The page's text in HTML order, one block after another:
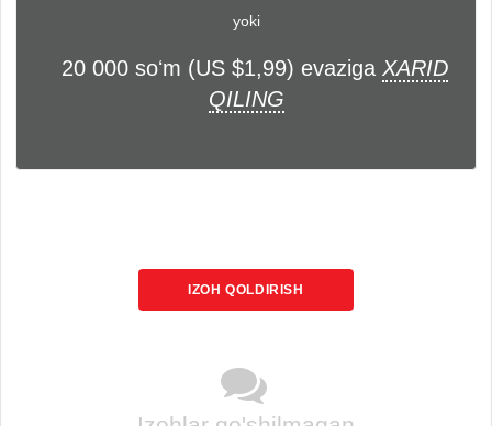
yoki
20 000 soʻm (US $1,99) evaziga XARID
QILING
IZOH QOLDIRISH